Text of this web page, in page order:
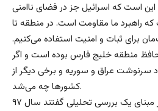
است که اسرائیل جز در فضای ناامنی
راهبرد ما مقاومت است. در منطقه تا
برای ثبات و امنیت استفاده می‌کنیم.
منطقه خلیج فارس بوده است و اگر
سرنوشت عراق و سوریه و برخی دیگر از
کشورها چه می‌شد.
وی اظهار کرد: آمریکایی‌ها بر مبنای یک بررسی تحلیلی گفتند سال ۹۷